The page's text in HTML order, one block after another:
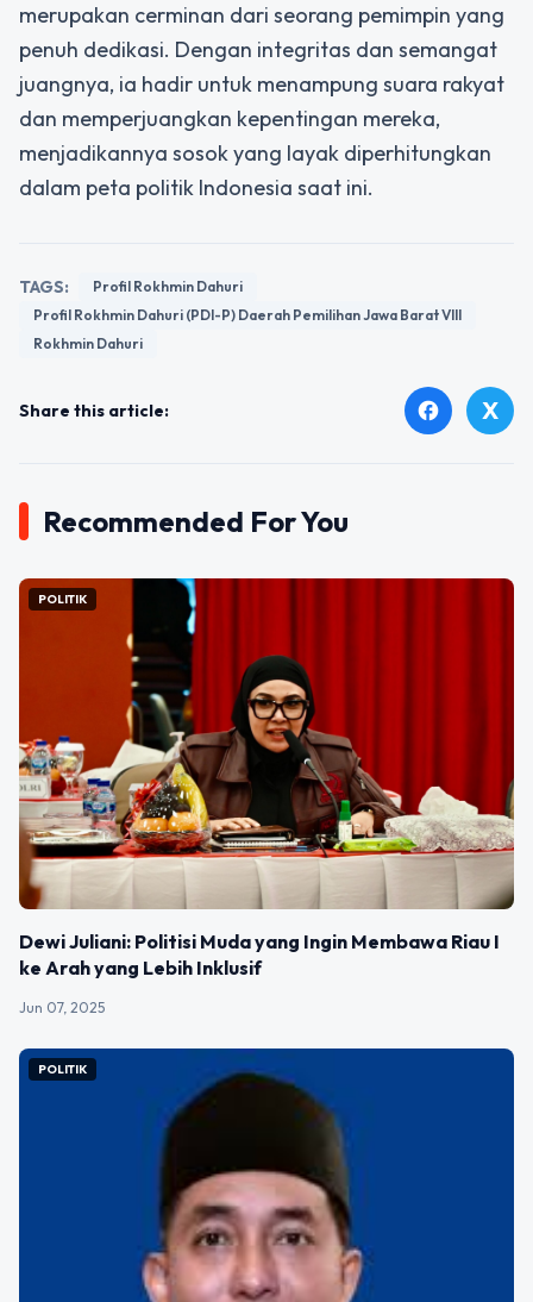
merupakan cerminan dari seorang pemimpin yang
penuh dedikasi. Dengan integritas dan semangat
juangnya, ia hadir untuk menampung suara rakyat
dan memperjuangkan kepentingan mereka,
menjadikannya sosok yang layak diperhitungkan
dalam peta politik Indonesia saat ini.
TAGS:
Profil Rokhmin Dahuri
Profil Rokhmin Dahuri (PDI-P) Daerah Pemilihan Jawa Barat VIII
Rokhmin Dahuri
Share this article: facebook X
Recommended For You
POLITIK
Dewi Juliani: Politisi Muda yang Ingin Membawa Riau I
ke Arah yang Lebih Inklusif
Jun 07, 2025
POLITIK